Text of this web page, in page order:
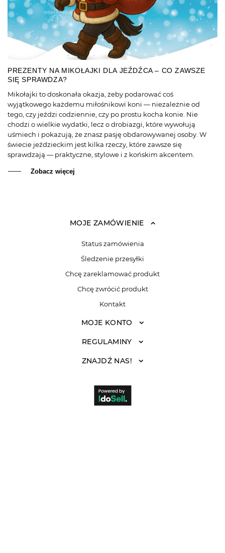
PREZENTY NA MIKOŁAJKI DLA JEŹDŹCA – CO ZAWSZE
SIĘ SPRAWDZA?
Mikołajki to doskonała okazja, żeby podarować coś
wyjątkowego każdemu miłośnikowi koni — niezależnie od
tego, czy jeździ codziennie, czy po prostu kocha konie. Nie
chodzi o wielkie wydatki, lecz o drobiazgi, które wywołują
uśmiech i pokazują, że znasz pasję obdarowywanej osoby. W
świecie jeździeckim jest kilka rzeczy, które zawsze się
sprawdzają — praktyczne, stylowe i z końskim akcentem.
Zobacz więcej
MOJE ZAMÓWIENIE
Status zamówienia
Śledzenie przesyłki
Chcę zareklamować produkt
Chcę zwrócić produkt
Kontakt
MOJE KONTO
REGULAMINY
ZNAJDŹ NAS!